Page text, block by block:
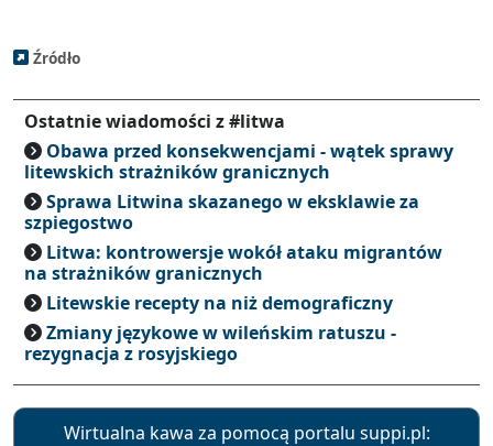
Źródło
Ostatnie wiadomości z #litwa
Obawa przed konsekwencjami - wątek sprawy
litewskich strażników granicznych
Sprawa Litwina skazanego w eksklawie za
szpiegostwo
Litwa: kontrowersje wokół ataku migrantów
na strażników granicznych
Litewskie recepty na niż demograficzny
Zmiany językowe w wileńskim ratuszu -
rezygnacja z rosyjskiego
Wirtualna kawa za pomocą portalu suppi.pl: